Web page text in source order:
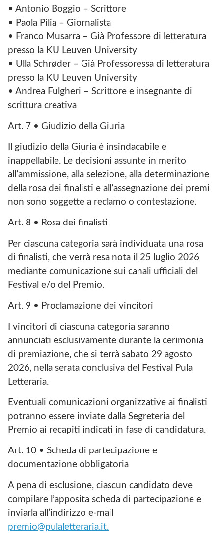
• Antonio Boggio – Scrittore
• Paola Pilia – Giornalista
• Franco Musarra – Già Professore di letteratura
presso la KU Leuven University
• Ulla Schrøder – Già Professoressa di letteratura
presso la KU Leuven University
• Andrea Fulgheri – Scrittore e insegnante di
scrittura creativa
Art. 7 • Giudizio della Giuria
Il giudizio della Giuria è insindacabile e
inappellabile. Le decisioni assunte in merito
all’ammissione, alla selezione, alla determinazione
della rosa dei finalisti e all’assegnazione dei premi
non sono soggette a reclamo o contestazione.
Art. 8 • Rosa dei finalisti
Per ciascuna categoria sarà individuata una rosa
di finalisti, che verrà resa nota il 25 luglio 2026
mediante comunicazione sui canali ufficiali del
Festival e/o del Premio.
Art. 9 • Proclamazione dei vincitori
I vincitori di ciascuna categoria saranno
annunciati esclusivamente durante la cerimonia
di premiazione, che si terrà sabato 29 agosto
2026, nella serata conclusiva del Festival Pula
Letteraria.
Eventuali comunicazioni organizzative ai finalisti
potranno essere inviate dalla Segreteria del
Premio ai recapiti indicati in fase di candidatura.
Art. 10 • Scheda di partecipazione e
documentazione obbligatoria
A pena di esclusione, ciascun candidato deve
compilare l’apposita scheda di partecipazione e
inviarla all’indirizzo e-mail
premio@pulaletteraria.it.